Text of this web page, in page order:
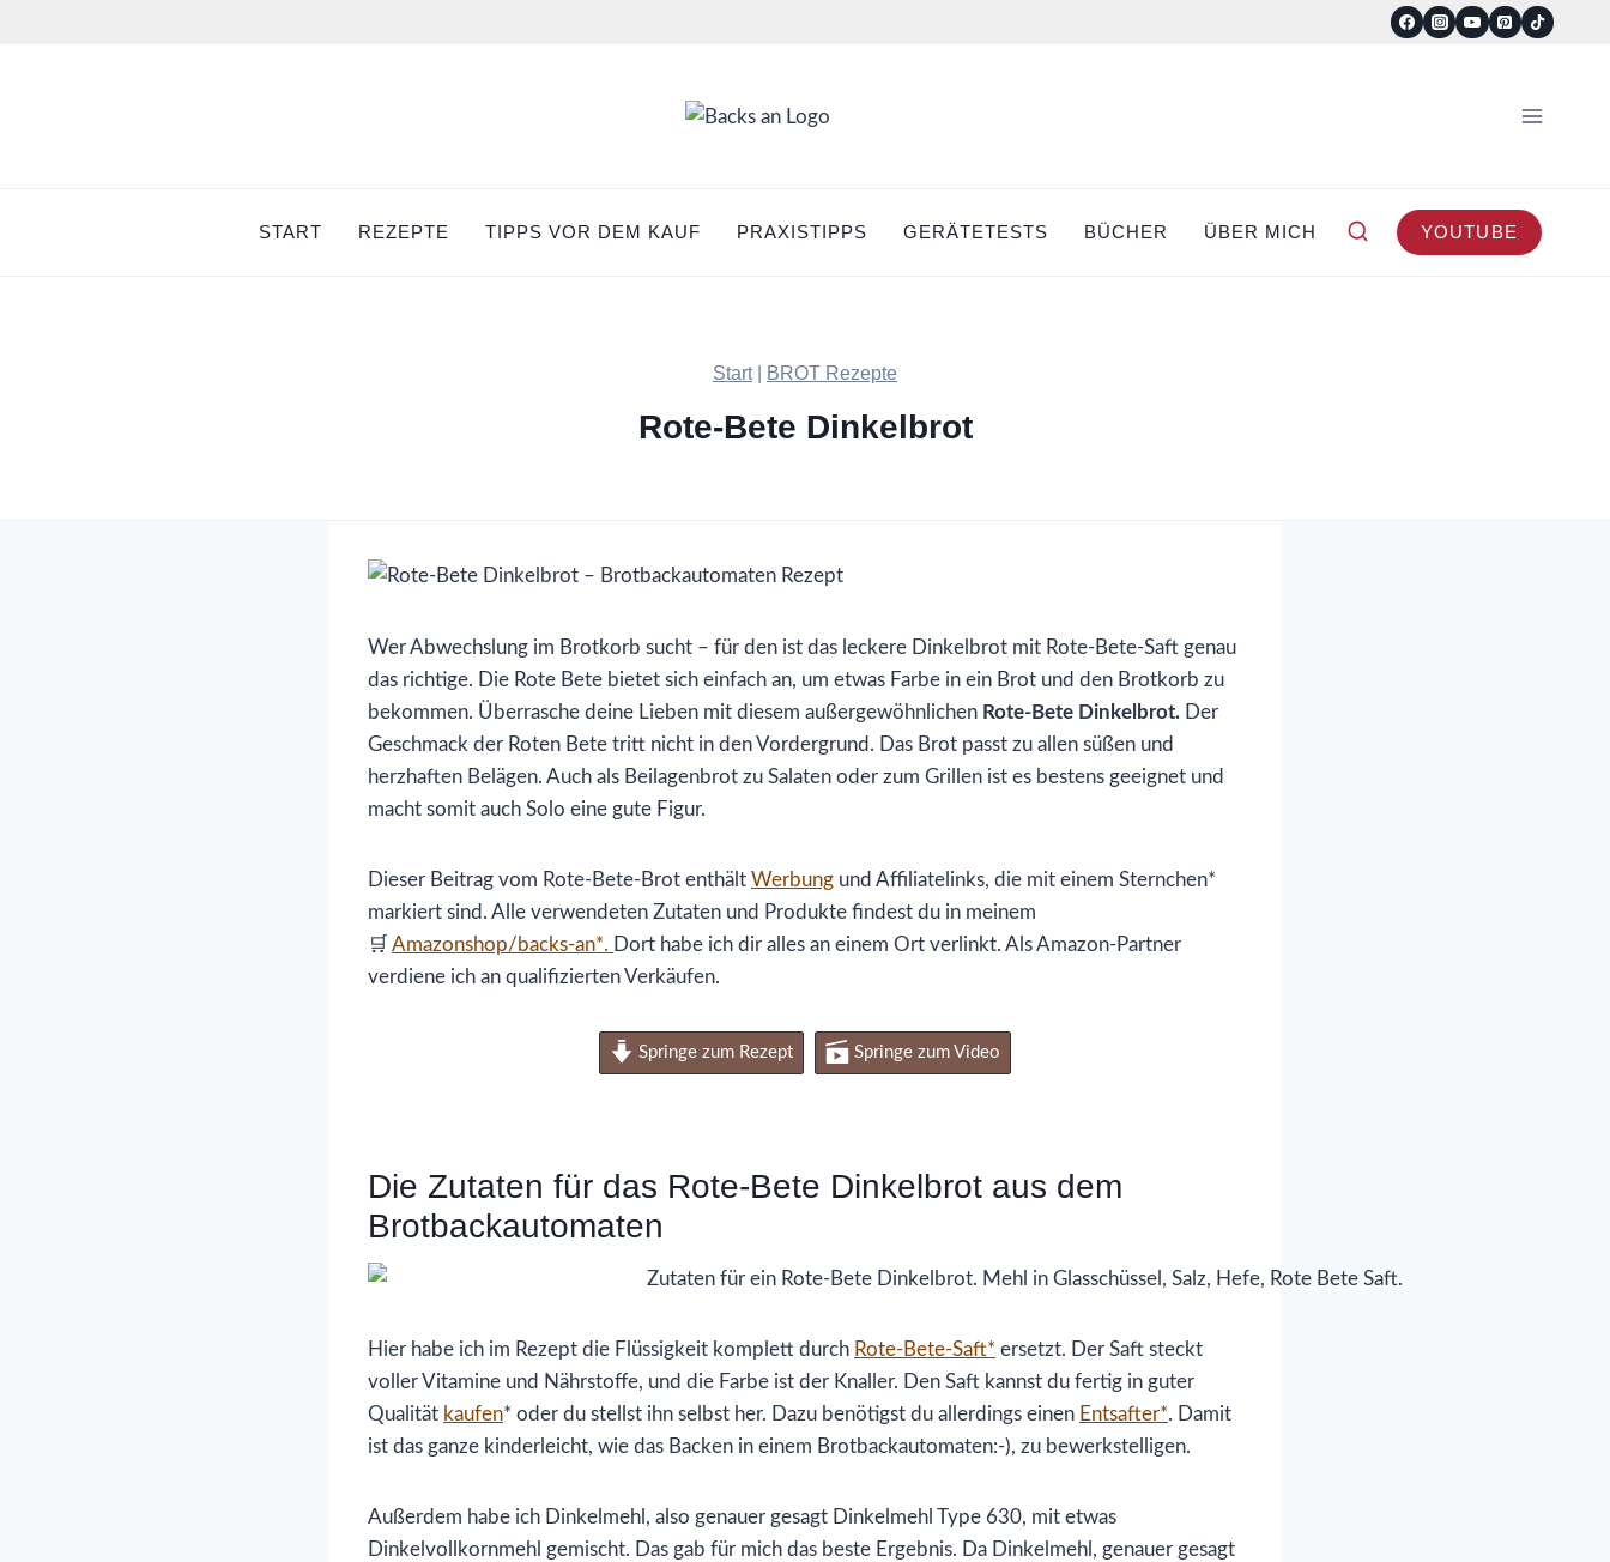
START REZEPTE TIPPS VOR DEM KAUF PRAXISTIPPS GERÄTETESTS BÜCHER ÜBER MICH YOUTUBE
Start| BROT Rezepte
Rote-Bete Dinkelbrot
Wer Abwechslung im Brotkorb sucht – für den ist das leckere Dinkelbrot mit Rote-Bete-Saft genau
das richtige. Die Rote Bete bietet sich einfach an, um etwas Farbe in ein Brot und den Brotkorb zu
bekommen. Überrasche deine Lieben mit diesem außergewöhnlichen Rote-Bete Dinkelbrot. Der
Geschmack der Roten Bete tritt nicht in den Vordergrund. Das Brot passt zu allen süßen und
herzhaften Belägen. Auch als Beilagenbrot zu Salaten oder zum Grillen ist es bestens geeignet und
macht somit auch Solo eine gute Figur.
Dieser Beitrag vom Rote-Bete-Brot enthält Werbung und Affiliatelinks, die mit einem Sternchen*
markiert sind. Alle verwendeten Zutaten und Produkte findest du in meinem
🛒 Amazonshop/backs-an*. Dort habe ich dir alles an einem Ort verlinkt. Als Amazon-Partner
verdiene ich an qualifizierten Verkäufen.
Springe zum Rezept Springe zum Video
Die Zutaten für das Rote-Bete Dinkelbrot aus dem
Brotbackautomaten
Hier habe ich im Rezept die Flüssigkeit komplett durch Rote-Bete-Saft* ersetzt. Der Saft steckt
voller Vitamine und Nährstoffe, und die Farbe ist der Knaller. Den Saft kannst du fertig in guter
Qualität kaufen* oder du stellst ihn selbst her. Dazu benötigst du allerdings einen Entsafter*. Damit
ist das ganze kinderleicht, wie das Backen in einem Brotbackautomaten:-), zu bewerkstelligen.
Außerdem habe ich Dinkelmehl, also genauer gesagt Dinkelmehl Type 630, mit etwas
Dinkelvollkornmehl gemischt. Das gab für mich das beste Ergebnis. Da Dinkelmehl, genauer gesagt